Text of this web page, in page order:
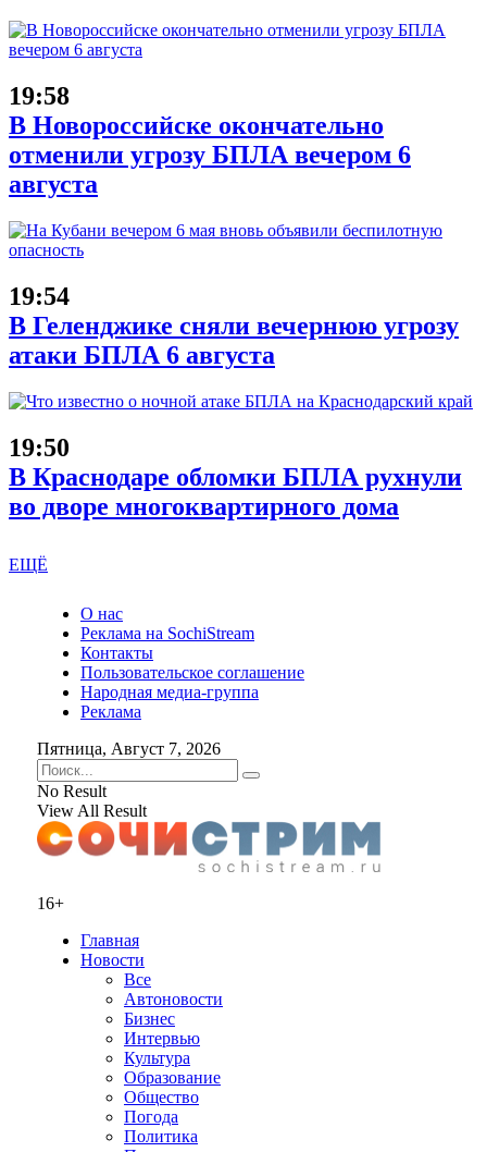
19:58
В Новороссийске окончательно
отменили угрозу БПЛА вечером 6
августа
19:54
В Геленджике сняли вечернюю угрозу
атаки БПЛА 6 августа
19:50
В Краснодаре обломки БПЛА рухнули
во дворе многоквартирного дома
ЕЩЁ
О нас
Реклама на SochiStream
Контакты
Пользовательское соглашение
Народная медиа-группа
Реклама
Пятница, Август 7, 2026
No Result
View All Result
16+
Главная
Новости
Все
Автоновости
Бизнес
Интервью
Культура
Образование
Общество
Погода
Политика